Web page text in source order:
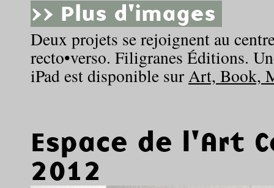
>> Plus d'images
Deux projets se rejoignent au
recto•verso. Filigranes Éditions.
iPad est disponible surArt, Book,
Espace de l'Art
2012